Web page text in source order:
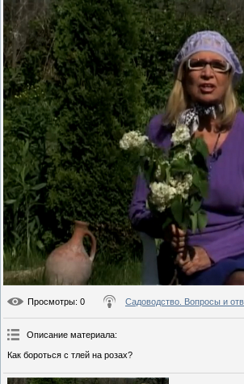
Просмотры: 0 Садоводство. Вопросы и
Описание материала:
Как бороться с тлей на розах?